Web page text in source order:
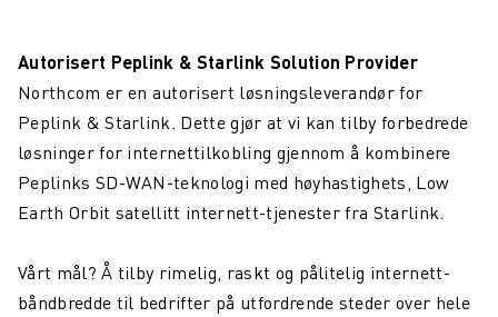
Autorisert Peplink & Starlink Solution Provider
Northcom er en autorisert løsningsleverandør for
Peplink & Starlink. Dette gjør at vi kan tilby forbedrede
løsninger for internettilkobling gjennom å kombinere
Peplinks SD-WAN-teknologi med høyhastighets, Low
Earth Orbit satellitt internett-tjenester fra Starlink.
Vårt mål? Å tilby rimelig, raskt og pålitelig internett-
båndbredde til bedrifter på utfordrende steder over hele